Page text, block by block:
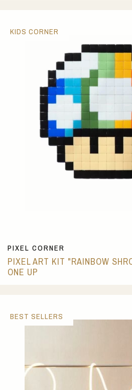
PIXEL CORNER
PIXEL ART KIT "RAINBOW
ONE UP
KIDS CORNER
BEST SELLERS